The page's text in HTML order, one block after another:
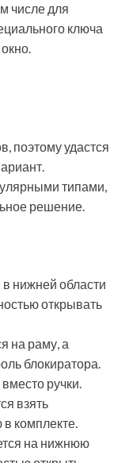
числе для
ключа
поэтому удастся
типами,
решение.
нижней области
открывать
на раму, а
блокиратора.
ручки.
взять
комплекте.
на нижнюю